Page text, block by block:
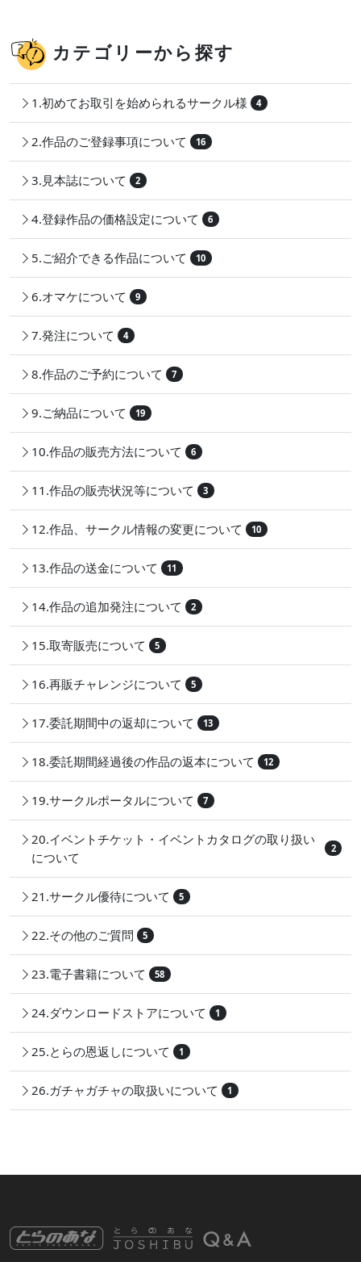
カテゴリーから探す
1.初めてお取引を始められるサークル様 4
2.作品のご登録事項について 16
3.見本誌について 2
4.登録作品の価格設定について 6
5.ご紹介できる作品について 10
6.オマケについて 9
7.発注について 4
8.作品のご予約について 7
9.ご納品について 19
10.作品の販売方法について 6
11.作品の販売状況等について 3
12.作品、サークル情報の変更について 10
13.作品の送金について 11
14.作品の追加発注について 2
15.取寄販売について 5
16.再販チャレンジについて 5
17.委託期間中の返却について 13
18.委託期間経過後の作品の返本について 12
19.サークルポータルについて 7
20.イベントチケット・イベントカタログの取り扱い
について
2
21.サークル優待について 5
22.その他のご質問 5
23.電子書籍について 58
24.ダウンロードストアについて 1
25.とらの恩返しについて 1
26.ガチャガチャの取扱いについて 1